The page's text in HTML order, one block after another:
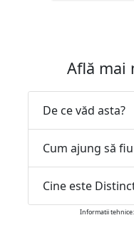
Află mai
De ce văd asta?
Cum ajung să
Cine este
Informatii tehnice: